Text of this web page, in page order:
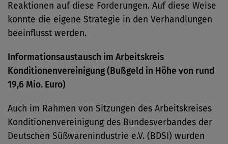
Reaktionen auf diese Forderungen. Auf diese Weise
konnte die eigene Strategie in den Verhandlungen
beeinflusst werden.
Informationsaustausch im Arbeitskreis
Konditionenvereinigung (Bußgeld in Höhe von rund
19,6 Mio. Euro)
Auch im Rahmen von Sitzungen des Arbeitskreises
Konditionenvereinigung des Bundesverbandes der
Deutschen Süßwarenindustrie e.V. (BDSI) wurden